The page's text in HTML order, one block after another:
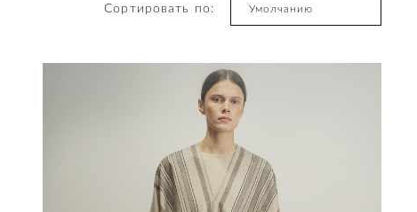
Сортировать по: Умолчанию